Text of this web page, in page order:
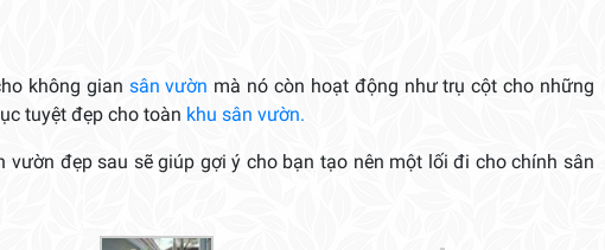
không gian sân vườn mà nó còn hoạt động như trụ cột cho những
tuyệt đẹp cho toàn khu sân vườn.
vườn đẹp sau sẽ giúp gợi ý cho bạn tạo nên một lối đi cho chính sân